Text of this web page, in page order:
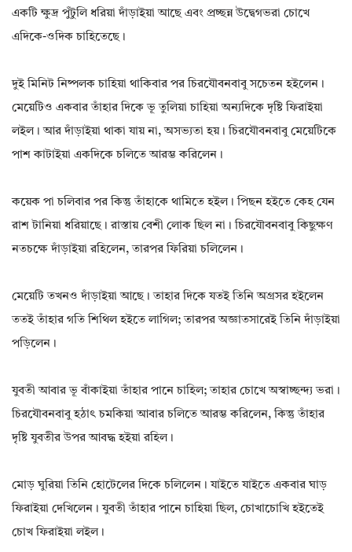
একটি ক্ষুদ্র পুঁটুলি ধরিয়া দাঁড়াইয়া আছে এবং প্রচ্ছন্ন উদ্বেগভরা চোখে
এদিকে-ওদিক চাহিতেছে।
দুই মিনিট নিষ্পলক চাহিয়া থাকিবার পর চিরযৌবনবাবু সচেতন হইলেন।
মেয়েটিও একবার তাঁহার দিকে ভূ তুলিয়া চাহিয়া অন্যদিকে দৃষ্টি ফিরাইয়া
লইল। আর দাঁড়াইয়া থাকা যায় না, অসভ্যতা হয়। চিরযৌবনবাবু মেয়েটিকে
পাশ কাটাইয়া একদিকে চলিতে আরম্ভ করিলেন।
কয়েক পা চলিবার পর কিন্তু তাঁহাকে থামিতে হইল। পিছন হইতে কেহ যেন
রাশ টানিয়া ধরিয়াছে। রাস্তায় বেশী লোক ছিল না। চিরযৌবনবাবু কিছুক্ষণ
নতচক্ষে দাঁড়াইয়া রহিলেন, তারপর ফিরিয়া চলিলেন।
মেয়েটি তখনও দাঁড়াইয়া আছে। তাহার দিকে যতই তিনি অগ্রসর হইলেন
ততই তাঁহার গতি শিথিল হইতে লাগিল; তারপর অজ্ঞাতসারেই তিনি দাঁড়াইয়া
পড়িলেন।
যুবতী আবার ভূ বাঁকাইয়া তাঁহার পানে চাহিল; তাহার চোখে অস্বাচ্ছন্দ্য ভরা।
চিরযৌবনবাবু হঠাৎ চমকিয়া আবার চলিতে আরম্ভ করিলেন, কিন্তু তাঁহার
দৃষ্টি যুবতীর উপর আবদ্ধ হইয়া রহিল।
মোড় ঘুরিয়া তিনি হোটেলের দিকে চলিলেন। যাইতে যাইতে একবার ঘাড়
ফিরাইয়া দেখিলেন। যুবতী তাঁহার পানে চাহিয়া ছিল, চোখাচোখি হইতেই
চোখ ফিরাইয়া লইল।